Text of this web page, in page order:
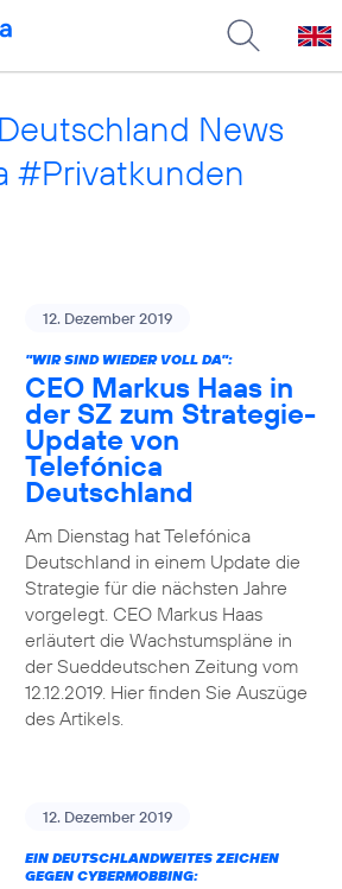
News
#Privatkunden
12. Dezember 2019
"WIR SIND WIEDER VOLL DA":
CEO Markus Haas in
der SZ zum Strategie-
Update von
Telefónica
Deutschland
Am Dienstag hat Telefónica
Deutschland in einem Update die
Strategie für die nächsten Jahre
vorgelegt. CEO Markus Haas
erläutert die Wachstumspläne in
der Sueddeutschen Zeitung vom
12.12.2019. Hier finden Sie Auszüge
des Artikels.
12. Dezember 2019
EIN DEUTSCHLANDWEITES ZEICHEN
GEGEN CYBERMOBBING: